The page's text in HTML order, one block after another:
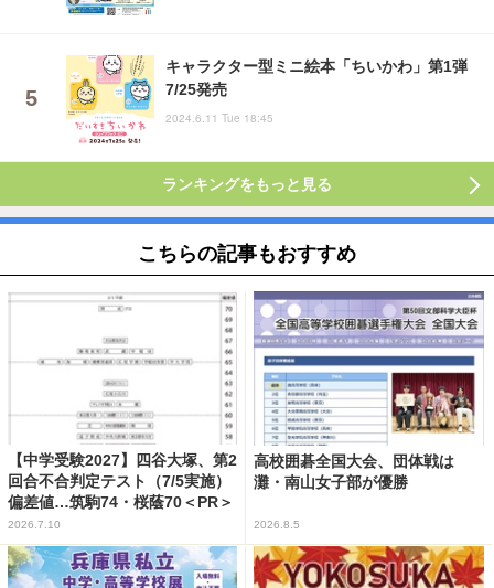
キャラクター型ミニ絵本「ちいかわ」第1弾
7/25発売
2024.6.11 Tue 18:45
ランキングをもっと見る
こちらの記事もおすすめ
【中学受験2027】四谷大塚、第2
回合不合判定テスト（7/5実施）
偏差値…筑駒74・桜蔭70＜PR＞
2026.7.10
高校囲碁全国大会、団体戦は
灘・南山女子部が優勝
2026.8.5